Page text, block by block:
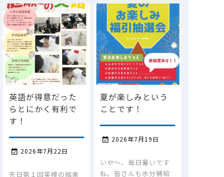
英語が得意だった
らとにかく有利で
す！
 2026年7月22日
先日第１回英検の結果
夏が楽しみという
ことです！
 2026年7月19日
いや～、毎日暑いです
ね。皆さんも水分補給